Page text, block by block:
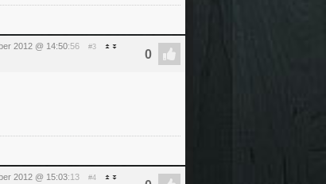
2012 @ 14:50:56 #3
2012 @ 15:03:13 #4